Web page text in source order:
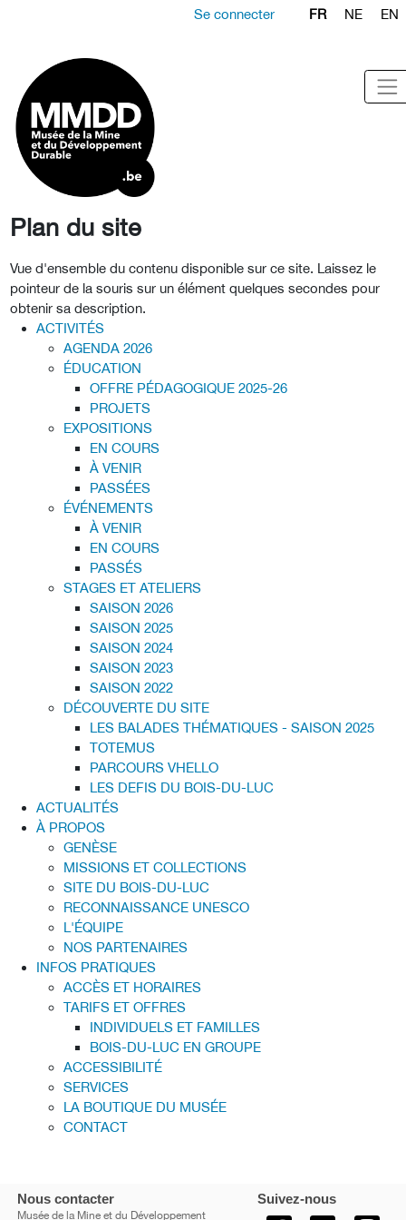
Se connecter FR NE EN
Plan du site
Vue d'ensemble du contenu disponible sur ce site. Laissez le
pointeur de la souris sur un élément quelques secondes pour
obtenir sa description.
ACTIVITÉS
AGENDA 2026
ÉDUCATION
OFFRE PÉDAGOGIQUE 2025-26
PROJETS
EXPOSITIONS
EN COURS
À VENIR
PASSÉES
ÉVÉNEMENTS
À VENIR
EN COURS
PASSÉS
STAGES ET ATELIERS
SAISON 2026
SAISON 2025
SAISON 2024
SAISON 2023
SAISON 2022
DÉCOUVERTE DU SITE
LES BALADES THÉMATIQUES - SAISON 2025
TOTEMUS
PARCOURS VHELLO
LES DEFIS DU BOIS-DU-LUC
ACTUALITÉS
À PROPOS
GENÈSE
MISSIONS ET COLLECTIONS
SITE DU BOIS-DU-LUC
RECONNAISSANCE UNESCO
L'ÉQUIPE
NOS PARTENAIRES
INFOS PRATIQUES
ACCÈS ET HORAIRES
TARIFS ET OFFRES
INDIVIDUELS ET FAMILLES
BOIS-DU-LUC EN GROUPE
ACCESSIBILITÉ
SERVICES
LA BOUTIQUE DU MUSÉE
CONTACT
Nous contacter
Musée de la Mine et du Développement
Suivez-nous